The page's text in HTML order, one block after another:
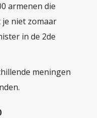
armenen die
niet zomaar
in de 2de
meningen